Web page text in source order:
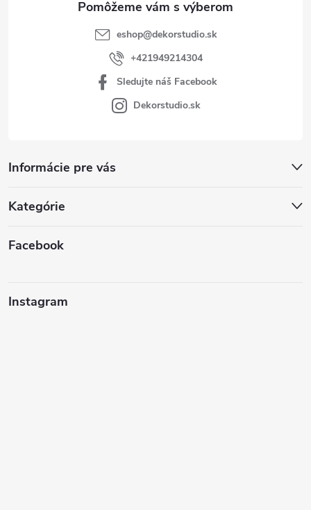
Informácie pre vás
Kategórie
Facebook
Instagram
eshop@dekorstudio.sk
+421949214304
Sledujte náš Facebook
Dekorstudio.sk